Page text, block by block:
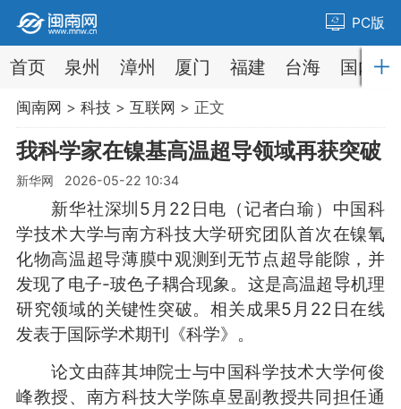
PC版
首页 泉州 漳州 厦门 福建 台海 国内
闽南网 > 科技 > 互联网 > 正文
我科学家在镍基高温超导领域再获突破
新华网 2026-05-22 10:34
新华社深圳5月22日电（记者白瑜）中国科
学技术大学与南方科技大学研究团队首次在镍氧
化物高温超导薄膜中观测到无节点超导能隙，并
发现了电子-玻色子耦合现象。这是高温超导机理
研究领域的关键性突破。相关成果5月22日在线
发表于国际学术期刊《科学》。
论文由薛其坤院士与中国科学技术大学何俊
峰教授、南方科技大学陈卓昱副教授共同担任通